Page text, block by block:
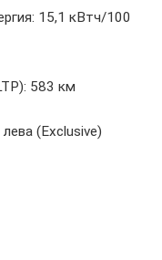
15,1 кВтч/100
583 км
(Exclusive)